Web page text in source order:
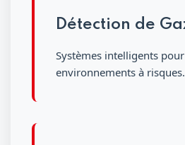
Détection de
Systèmes intelligents pour
environnements à risques.